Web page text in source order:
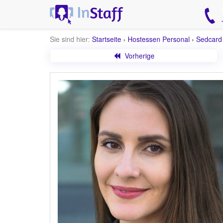
Sie sind hier: Startseite › Hostessen Personal › Sedcard
Vorherige